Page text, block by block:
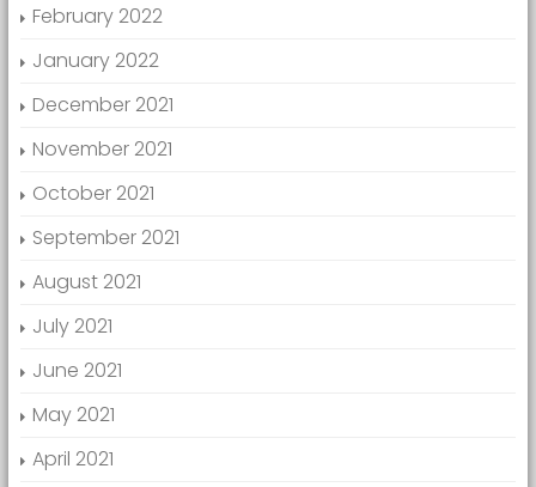
February 2022
January 2022
December 2021
November 2021
October 2021
September 2021
August 2021
July 2021
June 2021
May 2021
April 2021